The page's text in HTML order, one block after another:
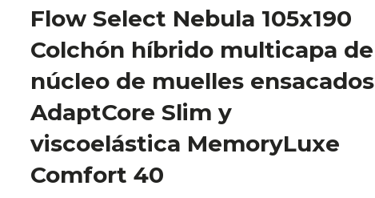
Flow Select Nebula 105x190
Colchón híbrido multicapa de
núcleo de muelles ensacados
AdaptCore Slim y
viscoelástica MemoryLuxe
Comfort 40